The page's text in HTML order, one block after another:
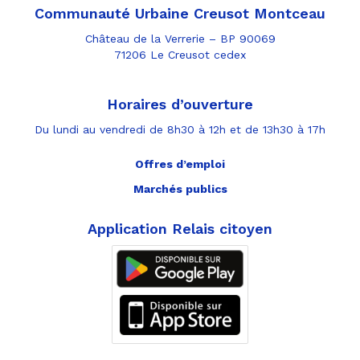
Communauté Urbaine Creusot Montceau
Château de la Verrerie – BP 90069
71206 Le Creusot cedex
Horaires d’ouverture
Du lundi au vendredi de 8h30 à 12h et de 13h30 à 17h
Offres d’emploi
Marchés publics
Application Relais citoyen